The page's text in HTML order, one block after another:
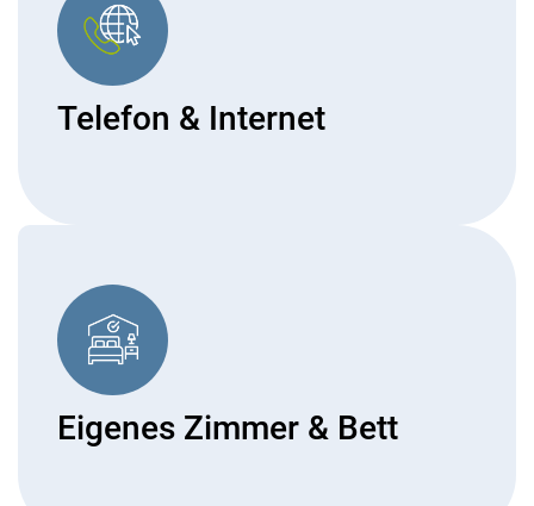
Telefon & Internet
Eigenes Zimmer & Bett